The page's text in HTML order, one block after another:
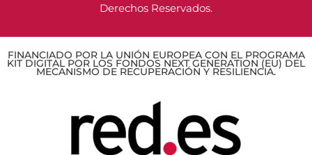
Derechos Reservados.
FINANCIADO POR LA UNIÓN EUROPEA CON EL PROGRAMA
KIT DIGITAL POR LOS FONDOS NEXT GENERATION (EU) DEL
MECANISMO DE RECUPERACIÓN Y RESILIENCIA.